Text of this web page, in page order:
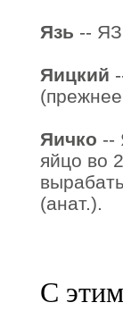
Язь --
Яицкий
Яичко --
яйцо во
(анат.).
С